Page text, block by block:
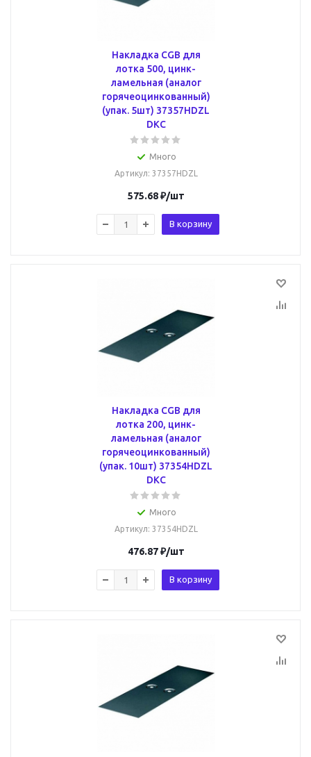
Накладка CGB для
лотка 500, цинк-
ламельная (аналог
горячеоцинкованный)
(упак. 5шт) 37357HDZL
DKC
Много
Артикул: 37357HDZL
575.68₽/шт
В корзину
Накладка CGB для
лотка 200, цинк-
ламельная (аналог
горячеоцинкованный)
(упак. 10шт) 37354HDZL
DKC
Много
Артикул: 37354HDZL
476.87₽/шт
В корзину